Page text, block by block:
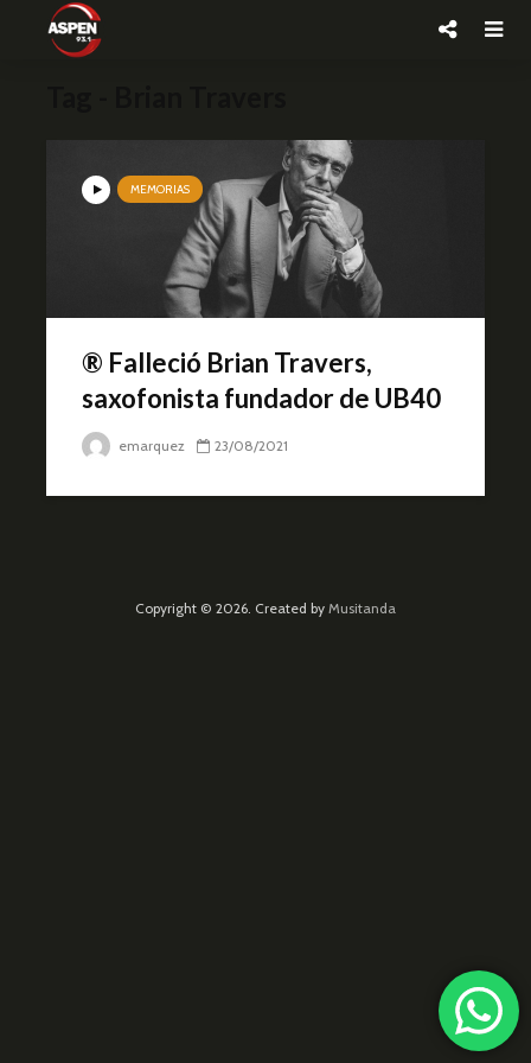
MEMORIAS
® Falleció Brian Travers,
saxofonista fundador de UB40
emarquez 23/08/2021
Copyright © 2026. Created by Musitanda